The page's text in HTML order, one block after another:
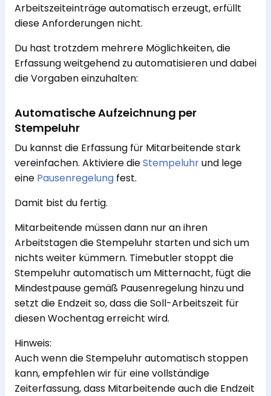
Arbeitszeiteinträge automatisch erzeugt, erfüllt
diese Anforderungen nicht.
Du hast trotzdem mehrere Möglichkeiten, die
Erfassung weitgehend zu automatisieren und dabei
die Vorgaben einzuhalten:
Automatische Aufzeichnung per
Stempeluhr
Du kannst die Erfassung für Mitarbeitende stark
vereinfachen. Aktiviere dieStempeluhrund lege
eine Pausenregelung fest.
Damit bist du fertig.
Mitarbeitende müssen dann nur an ihren
Arbeitstagen die Stempeluhr starten und sich um
nichts weiter kümmern. Timebutler stoppt die
Stempeluhr automatisch um Mitternacht, fügt die
Mindestpause gemäß Pausenregelung hinzu und
setzt die Endzeit so, dass die Soll-Arbeitszeit für
diesen Wochentag erreicht wird.
Hinweis:
Auch wenn die Stempeluhr automatisch stoppen
kann, empfehlen wir für eine vollständige
Zeiterfassung, dass Mitarbeitende auch die Endzeit